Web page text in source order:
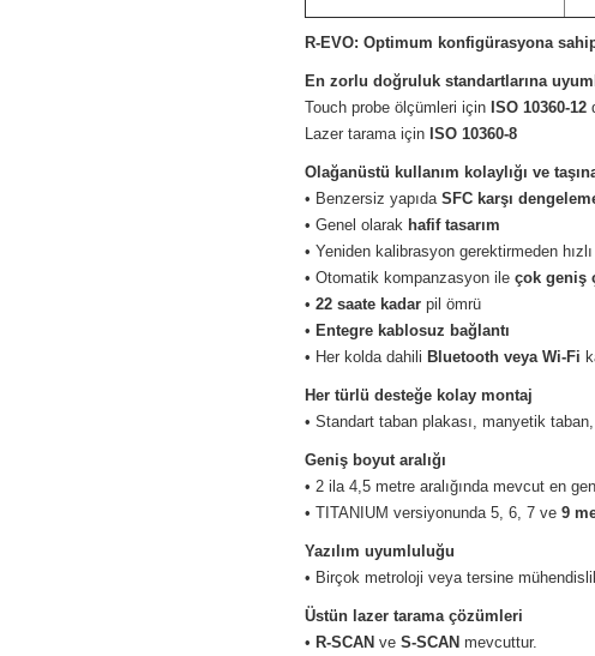
R-EVO: Optimum konfigürasyona
En zorlu doğruluk standartlarına
Touch probe ölçümleri için ISO 10360-12
Lazer tarama için ISO 10360-8
Olağanüstü kullanım kolaylığı ve
• Benzersiz yapıda SFC karşı
• Genel olarak hafif tasarım
• Yeniden kalibrasyon gerektirmeden
• Otomatik kompanzasyon ile çok geniş
• 22 saate kadar pil ömrü
• Entegre kablosuz bağlantı
• Her kolda dahili Bluetooth veya Wi-Fi
Her türlü desteğe kolay montaj
• Standart taban plakası, manyetik
Geniş boyut aralığı
• 2 ila 4,5 metre aralığında mevcut en
• TITANIUM versiyonunda 5, 6, 7 ve 9
Yazılım uyumluluğu
• Birçok metroloji veya tersine
Üstün lazer tarama çözümleri
• R-SCAN ve S-SCAN mevcuttur.